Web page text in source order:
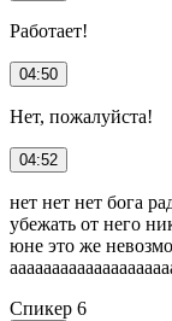
Работает!
04:50
Нет, пожалуйста!
04:52
нет нет нет бога
убежать от него
юне это же
Спикер 6